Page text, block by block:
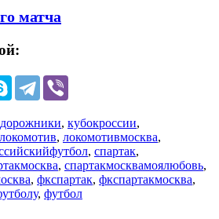
матча
, кубокроссии,
локомотив, локомотивмосква,
, спартак,
, спартакмосквамоялюбовь,
, фкспартак, фкспартакмосква,
, футбол